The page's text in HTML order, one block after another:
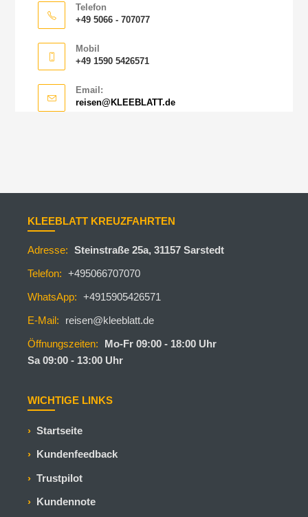
Telefon
+49 5066 - 707077
Mobil
+49 1590 5426571
Email:
reisen@KLEEBLATT.de
KLEEBLATT KREUZFAHRTEN
Adresse: Steinstraße 25a, 31157 Sarstedt
Telefon: +495066707070
WhatsApp: +4915905426571
E-Mail:
reisen@kleeblatt.de
Öffnungszeiten:
Mo-Fr 09:00 - 18:00 Uhr
Sa 09:00 - 13:00 Uhr
WICHTIGE LINKS
Startseite
Kundenfeedback
Trustpilot
Kundennote